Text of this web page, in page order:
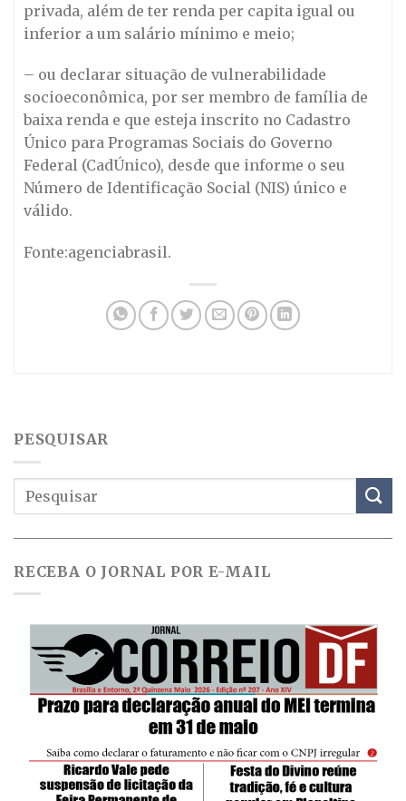
privada, além de ter renda per capita igual ou
inferior a um salário mínimo e meio;
– ou declarar situação de vulnerabilidade
socioeconômica, por ser membro de família de
baixa renda e que esteja inscrito no Cadastro
Único para Programas Sociais do Governo
Federal (CadÚnico), desde que informe o seu
Número de Identificação Social (NIS) único e
válido.
Fonte:agenciabrasil.
PESQUISAR
RECEBA O JORNAL POR E-MAIL